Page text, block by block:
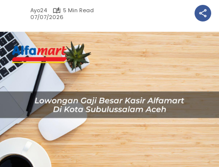
Ayo24
5 Min Read
07/07/2026